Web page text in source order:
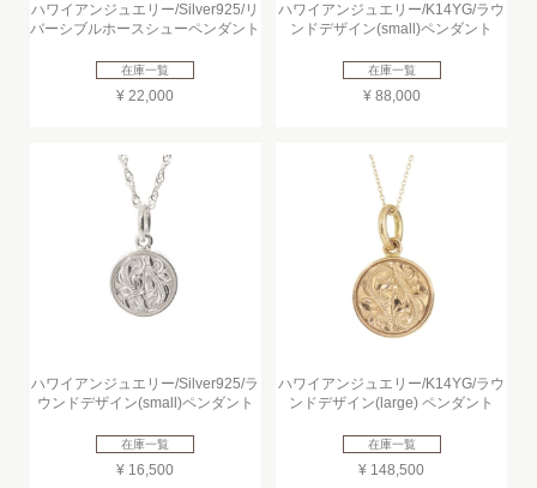
ハワイアンジュエリー/Silver925/リ
バーシブルホースシューペンダント
在庫一覧
¥ 22,000
ハワイアンジュエリー/K14YG/ラウ
ンドデザイン(small)ペンダント
在庫一覧
¥ 88,000
ハワイアンジュエリー/Silver925/ラ
ウンドデザイン(small)ペンダント
在庫一覧
¥ 16,500
ハワイアンジュエリー/K14YG/ラウ
ンドデザイン(large) ペンダント
在庫一覧
¥ 148,500